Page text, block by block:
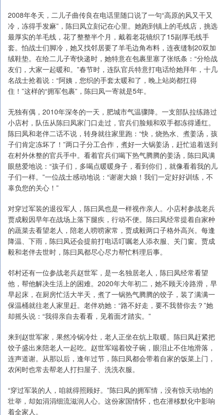
2008年冬天，二儿子曲传良在电话里随口说了一句“高原的风又干又
冷，冻得手发麻”，陈曰凤立刻记在心里。她跑到镇上的毛线店，挑选
最厚实的羊毛线，花了整整半个月，戴着老花镜织了15副厚毛线手
套。怕战士们脚冷，她又找邻居要了羊毛边角布料，连夜缝制20双加
绒鞋垫。在给二儿子寄快递时，她特意在包裹里塞了张纸条：“分给战
友们，大家一起暖和。”春节时，连队官兵特意打电话给她拜年，十几
名战士抢着说：“阿姨，您织的手套太暖和了，晚上站岗都扛得
住！”这样的“拥军包裹”，陈曰凤一寄就是5年。
无独有偶，2010年深冬的一天，肥城市气温骤降。一支部队拉练路过
小店村，队伍从陈曰凤家门口走过，官兵们脸颊和双手都冻得通红。
陈曰凤和老伴二话不说，转身就往家里跑：“快，烧热水、煮姜汤，孩
子们肯定冻坏了！”两口子分工合作，煮好一大锅姜汤，赶忙追着送到
在村外休整的官兵手中。看着官兵们喝下热气腾腾的姜汤，陈曰凤满
眼慈爱地说：“孩子们，多喝点暖暖身子，看到你们，就像看着我的儿
子们一样。”一位战士感动地说：“谢谢大娘！我们一定好好训练，不
辜负您的关心！”
对穿过军装的退役军人，陈曰凤也是一样视作亲人。小店村参战老兵
贾成毅因早年在战场上落下腿疾，行动不便。陈曰凤经常提着自家种
的蔬菜去看望老人，陪老人唠唠家常，贾成毅两口子格外高兴。每逢
降温、下雨，陈曰凤还会提前打电话叮嘱老人添衣服、关门窗。贾成
毅和老伴去世时，陈曰凤都尽心尽力帮忙料理后事。
邻村还有一位参战老兵赵世军，是一名独居老人，陈曰凤经常看望
他，帮他解决生活上的困难。2020年大年初二，她不顾天冷路滑，早
早起床，在厨房忙活大半天，煮了一锅热气腾腾的饺子，装了满满一
保温桶就往老人家里赶。老伴劝她：“路不好走，要不我替你去？”她
却摇头说：“我得亲自去看看，见着面才踏实。”
来到赵世军家，果然冷锅冷灶，老人正坐在炕上取暖。陈曰凤赶紧把
饺子盛出来陪老人一起吃。赵世军端着饺子碗，眼泪止不住地滑落，
连声道谢。从那以后，逢年过节，陈曰凤都会带着自家的饭菜上门，
农闲时也常去帮老人打扫屋子、洗洗衣服。
“穿过军装的人，咱就得照顾好。”陈曰凤的拥军情，没有惊天动地的
壮举，却如涓涓细流滋润人心。这份家国情怀，也在潜移默化中影响
着全家人。